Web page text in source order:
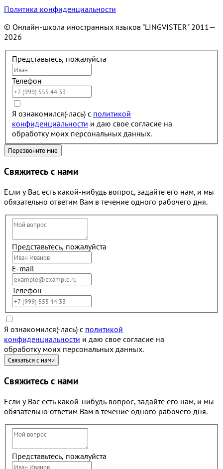
Политика конфиденциальности
© Онлайн-школа иностранных языков "LINGVISTER" 2011—
2026
Представьтесь, пожалуйста
Телефон
Я ознакомился(-лась) с политикой
конфиденциальности и даю свое согласие на
обработку моих персональных данных.
Свяжитесь с нами
Если у Вас есть какой-нибудь вопрос, задайте его нам, и мы
обязательно ответим Вам в течение одного рабочего дня.
Представьтесь, пожалуйста
E-mail
Телефон
Я ознакомился(-лась) с политикой
конфиденциальности и даю свое согласие на
обработку моих персональных данных.
Свяжитесь с нами
Если у Вас есть какой-нибудь вопрос, задайте его нам, и мы
обязательно ответим Вам в течение одного рабочего дня.
Представьтесь, пожалуйста